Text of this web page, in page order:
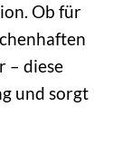
Ob für
– diese
und sorgt